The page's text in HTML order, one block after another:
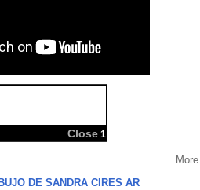
Share:
More
DE SANDRA CIRES AR